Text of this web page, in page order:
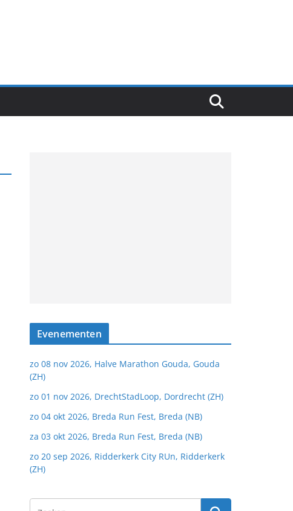
Evenementen
zo 08 nov 2026, Halve Marathon Gouda, Gouda
(ZH)
zo 01 nov 2026, DrechtStadLoop, Dordrecht (ZH)
zo 04 okt 2026, Breda Run Fest, Breda (NB)
za 03 okt 2026, Breda Run Fest, Breda (NB)
zo 20 sep 2026, Ridderkerk City RUn, Ridderkerk
(ZH)